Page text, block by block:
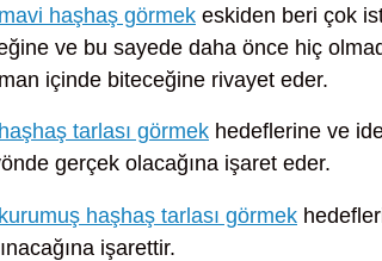
haşhaş görmek eskiden beri çok
ve bu sayede daha önce hiç
içinde biteceğine rivayet eder.
tarlası görmek hedeflerine ve
gerçek olacağına işaret eder.
haşhaş tarlası görmek
işarettir.